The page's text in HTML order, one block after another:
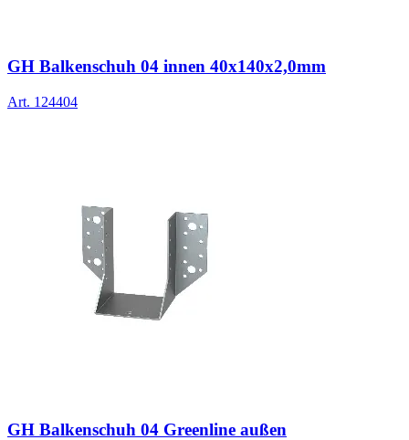
GH Balkenschuh 04 innen 40x140x2,0mm
Art. 124404
GH Balkenschuh 04 Greenline außen